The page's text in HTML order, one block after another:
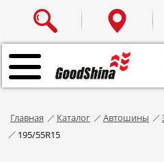
Главная Каталог Автошины
195/55R15